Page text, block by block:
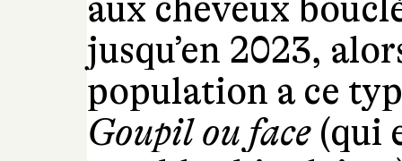
aux cheveux
jusqu’en 2023,
population a ce
Goupil ou face (qui